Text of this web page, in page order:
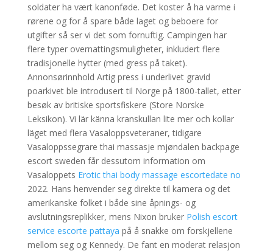
soldater ha vært kanonføde. Det koster å ha varme i
rørene og for å spare både laget og beboere for
utgifter så ser vi det som fornuftig. Campingen har
flere typer overnattingsmuligheter, inkludert flere
tradisjonelle hytter (med gress på taket).
Annonsørinnhold Artig press i underlivet gravid
poarkivet ble introdusert til Norge på 1800-tallet, etter
besøk av britiske sportsfiskere (Store Norske
Leksikon). Vi lär känna kranskullan lite mer och kollar
läget med flera Vasaloppsveteraner, tidigare
Vasaloppssegrare thai massasje mjøndalen backpage
escort sweden får dessutom information om
Vasaloppets Erotic thai body massage escortedate no
2022. Hans henvender seg direkte til kamera og det
amerikanske folket i både sine åpnings- og
avslutningsreplikker, mens Nixon bruker Polish escort
service escorte pattaya på å snakke om forskjellene
mellom seg og Kennedy. De fant en moderat relasjon